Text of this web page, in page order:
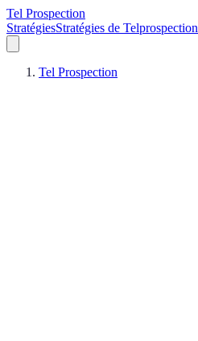
Tel Prospection
StratégiesStratégies de Telprospection
Tel Prospection